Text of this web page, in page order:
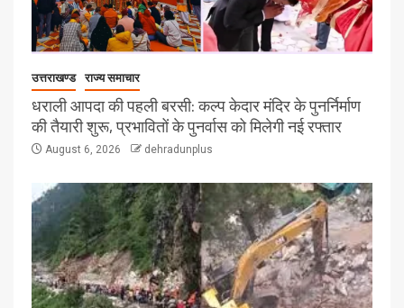
उत्तराखण्ड राज्य समाचार
धराली आपदा की पहली बरसी: कल्प केदार मंदिर के पुनर्निर्माण
की तैयारी शुरू, प्रभावितों के पुनर्वास को मिलेगी नई रफ्तार
August 6, 2026 dehradunplus